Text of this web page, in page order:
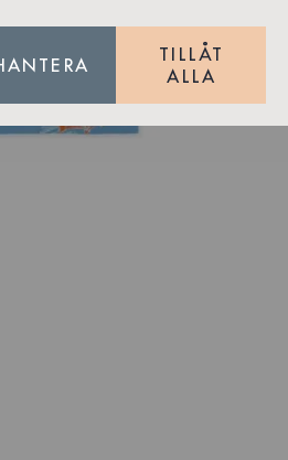
TILLÅT
ALLA